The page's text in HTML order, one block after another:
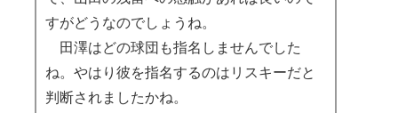
すがどうなのでしょうね。
田澤はどの球団も指名しませんでした
ね。やはり彼を指名するのはリスキーだと
判断されましたかね。